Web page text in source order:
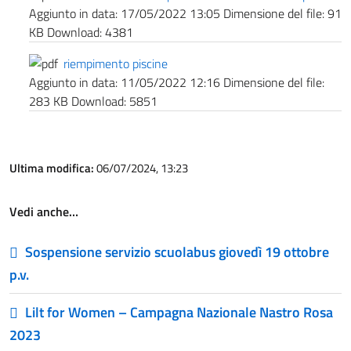
Aggiunto in data: 17/05/2022 13:05 Dimensione del file:91
KB Download:4381
riempimento piscine
Aggiunto in data: 11/05/2022 12:16 Dimensione del file:
283 KB Download: 5851
Ultima modifica:06/07/2024, 13:23
Vedi anche…
Sospensione servizio scuolabus giovedì 19 ottobre
p.v.
Lilt for Women – Campagna Nazionale Nastro Rosa
2023